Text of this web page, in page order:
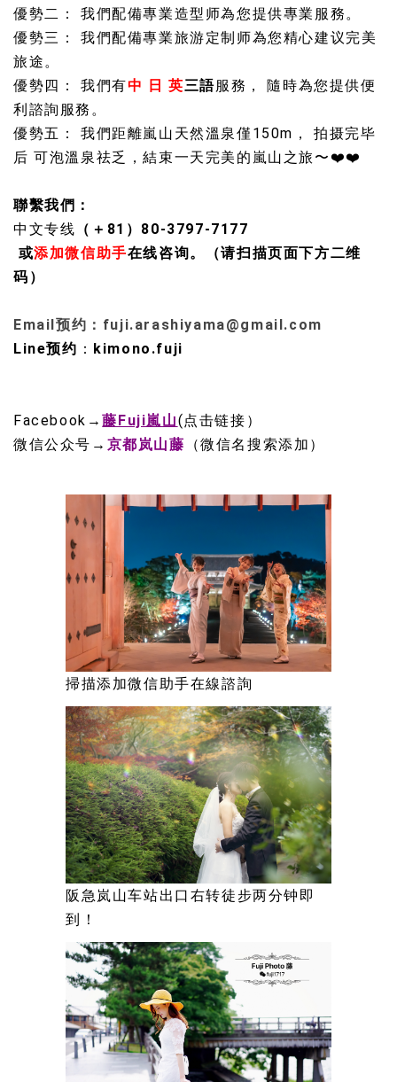
優勢二： 我們配備專業造型师為您提供專業服務。
優勢三： 我們配備專業旅游定制师為您精心建议完美
旅途。
優勢四： 我們有中 日 英三語服務， 隨時為您提供便
利諮詢服務。
優勢五： 我們距離嵐山天然溫泉僅150m， 拍摄完毕
后 可泡溫泉祛乏，結束一天完美的嵐山之旅〜❤️❤️
聯繫我們：
中文专线 （＋81）80-3797-7177
或添加微信助手在线咨询。（请扫描页面下方二维
码）
Email预约：fuji.arashiyama@gmail.com
Line预约 ： kimono.fuji
Facebook →藤Fuji嵐山(点击链接）
微信公众号 → 京都岚山藤 （微信名搜索添加）
掃描添加微信助手在線諮詢
阪急岚山车站出口右转徒步两分钟即
到！